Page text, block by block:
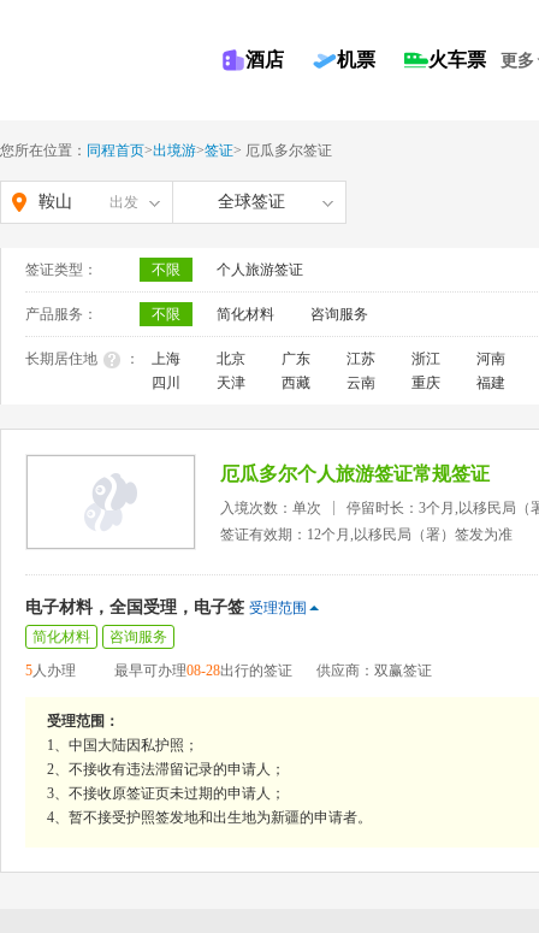
酒店 机票 火车票 更多
您所在位置： 同程首页>出境游>签证> 厄瓜多尔签证
鞍山 出发 全球签证
签证类型： 不限 个人旅游签证
产品服务： 不限 简化材料 咨询服务
长期居住地 ： 上海 北京 广东 江苏 浙江
河南
四川
天津 西藏 云南 重庆 福建
厄瓜多尔个人旅游签证常规签证
入境次数：单次
停留时长：3个月,以移民局（
签证有效期：12个月,以移民局（署）签发为准
电子材料，全国受理，电子签 受理范围
简化材料
咨询服务
5人办理 最早可办理08-28出行的签证 供应商：双赢签证
受理范围：
1、中国大陆因私护照；
2、不接收有违法滞留记录的申请人；
3、不接收原签证页未过期的申请人；
4、暂不接受护照签发地和出生地为新疆的申请者。